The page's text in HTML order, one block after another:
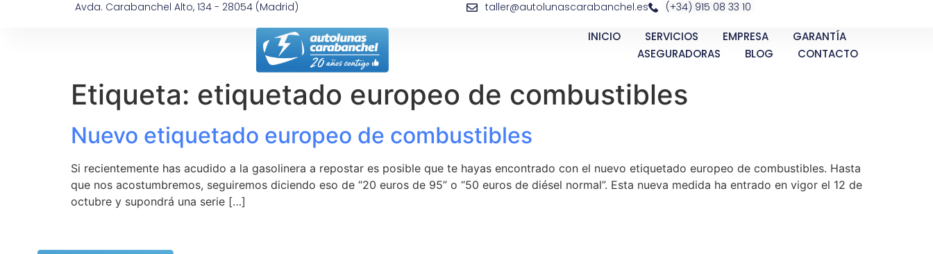
Avda. Carabanchel Alto, 134 - 28054 (Madrid) taller@autolunascarabanchel.es (+34) 915 08 33 10
INICIO SERVICIOS EMPRESA
GARANTÍA
ASEGURADORAS
BLOG CONTACTO
Etiqueta: etiquetado europeo de combustibles
Nuevo etiquetado europeo de combustibles
Si recientemente has acudido a la gasolinera a repostar es posible que te hayas encontrado con el nuevo etiquetado europeo de combustibles. Hasta
que nos acostumbremos, seguiremos diciendo eso de “20 euros de 95” o “50 euros de diésel normal”. Esta nueva medida ha entrado en vigor el 12 de
octubre y supondrá una serie […]